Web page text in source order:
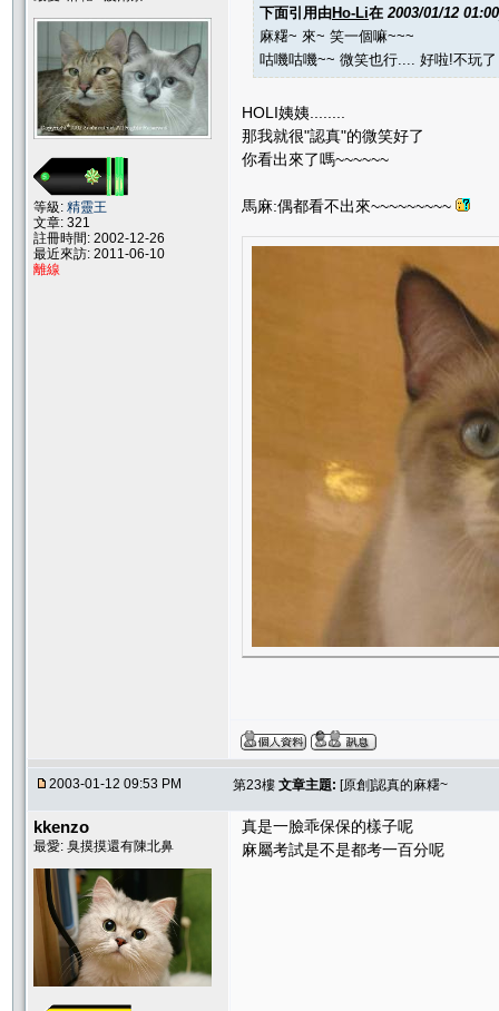
等級: 精靈王
文章: 321
註冊時間: 2002-12-26
最近來訪: 2011-06-10
離線
下面引用由Ho-Li在 2003/01/12
麻糬~ 來~ 笑一個嘛~~~
咕嘰咕嘰~~ 微笑也行.... 好啦!不玩了
HOLI姨姨........
那我就很"認真"的微笑好了
你看出來了嗎~~~~~~
馬麻:偶都看不出來~~~~~~~~~
2003-01-12 09:53 PM 第23樓 文章主題: [原創]認真的麻糬~
kkenzo
最愛: 臭摸摸還有陳北鼻
真是一臉乖保保的樣子呢
麻屬考試是不是都考一百分呢